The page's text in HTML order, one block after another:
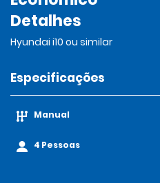
Detalhes
Hyundai i10 ou similar
Especificações
Manual
4 Pessoas